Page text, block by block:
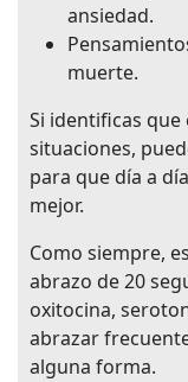
ansiedad.
muerte.
Si identificas
situaciones,
para que día a
mejor.
Como siempre,
abrazo de 20
oxitocina,
abrazar
alguna forma.